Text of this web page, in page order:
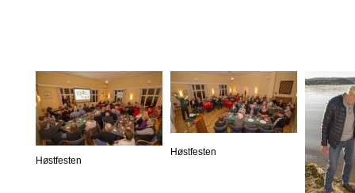
Høstfesten
Høstfesten